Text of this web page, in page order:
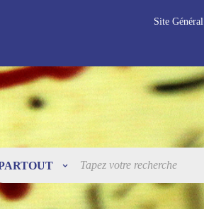
Site Général